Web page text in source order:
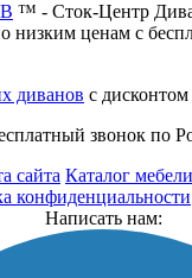
™ - Сток-Центр
низким ценам с
диванов с
звонок по
сайта Каталог мебели
конфиденциальности
Написать нам: